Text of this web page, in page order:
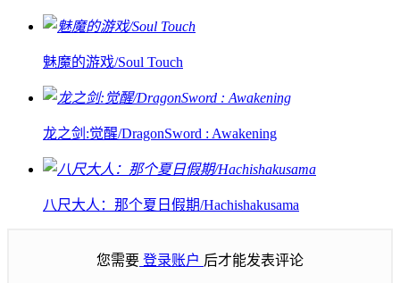
魅魔的游戏/Soul Touch
龙之剑:觉醒/DragonSword : Awakening
八尺大人：那个夏日假期/Hachishakusama
您需要 登录账户 后才能发表评论